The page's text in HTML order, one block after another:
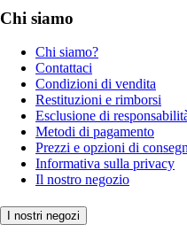
Chi siamo
Chi siamo?
Contattaci
Condizioni di vendita
Restituzioni e rimborsi
Esclusione di
Metodi di pagamento
Prezzi e opzioni di
Informativa sulla privacy
Il nostro negozio
I nostri negozi